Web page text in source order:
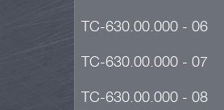
ТС-630.00.000 - 06
ТС-630.00.000 - 07
ТС-630.00.000 - 08